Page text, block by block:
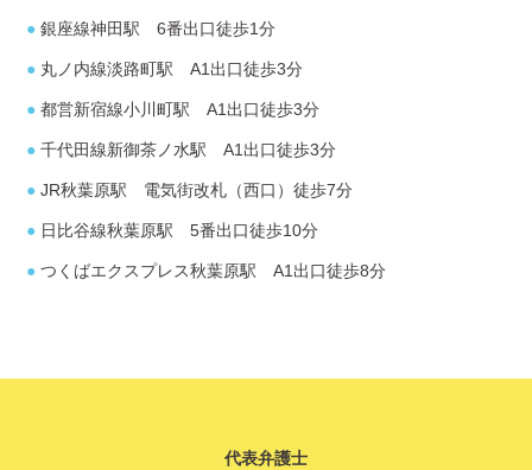
● 銀座線神田駅 6番出口徒歩1分
● 丸ノ内線淡路町駅 A1出口徒歩3分
● 都営新宿線小川町駅 A1出口徒歩3分
● 千代田線新御茶ノ水駅 A1出口徒歩3分
● JR秋葉原駅 電気街改札（西口）徒歩7分
● 日比谷線秋葉原駅 5番出口徒歩10分
● つくばエクスプレス秋葉原駅 A1出口徒歩8分
代表弁護士